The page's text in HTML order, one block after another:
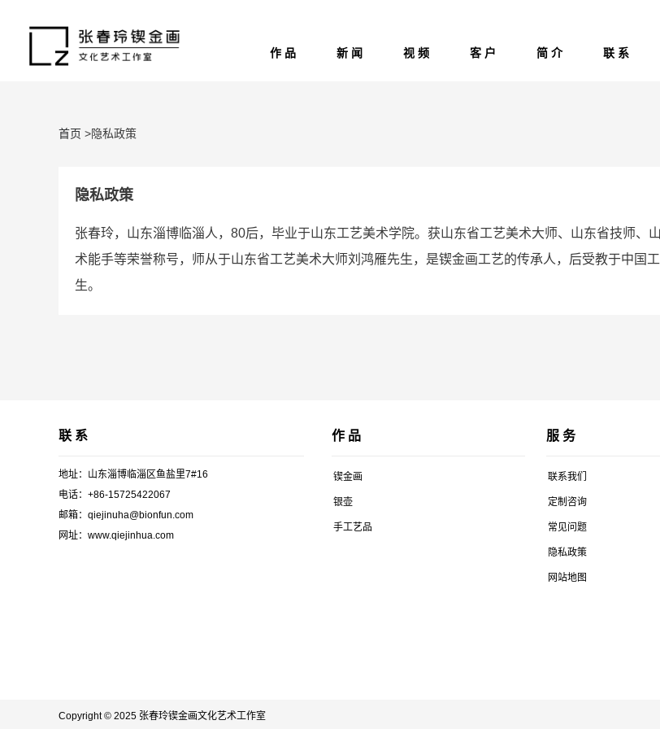
作 品 新 闻 视 频 客 户 简 介 联 系
首页 >隐私政策
隐私政策
张春玲，山东淄博临淄人，80后，毕业于山东工艺美术学院。获山东省工艺美术大师、山东省技师、
术能手等荣誉称号，师从于山东省工艺美术大师刘鸿雁先生，是锲金画工艺的传承人，后受教于中国
生。
联 系
地址：山东淄博临淄区鱼盐里7#16
电话：+86-15725422067
邮箱：qiejinuha@bionfun.com
网址：www.qiejinhua.com
作 品
锲金画
银壶
手工艺品
服 务
联系我们
定制咨询
常见问题
隐私政策
网站地图
Copyright © 2025 张春玲锲金画文化艺术工作室